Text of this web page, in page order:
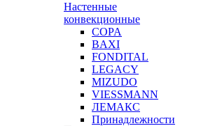
Настенные
конвекционные
COPA
BAXI
FONDITAL
LEGACY
MIZUDO
VIESSMANN
ЛЕМАКС
Принадлежности